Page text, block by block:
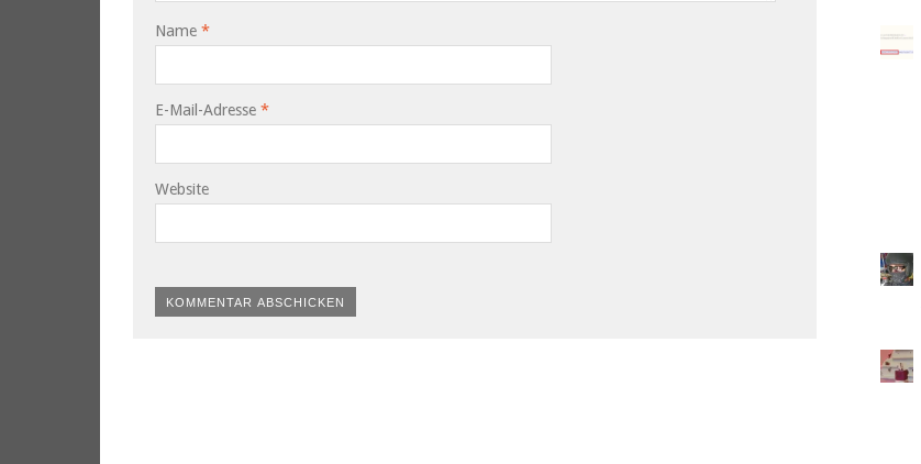
Name *
E-Mail-Adresse *
Website